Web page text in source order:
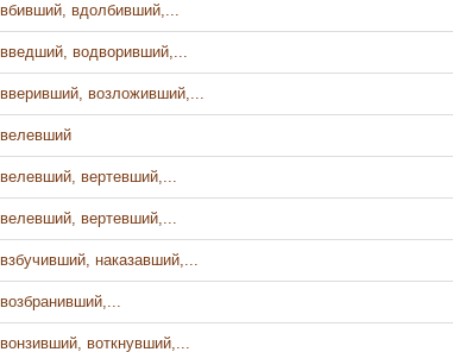
вбивший, вдолбивший,...
введший, водворивший,...
вверивший, возложивший,...
велевший
велевший, вертевший,...
велевший, вертевший,...
взбучивший, наказавший,...
возбранивший,...
вонзивший, воткнувший,...